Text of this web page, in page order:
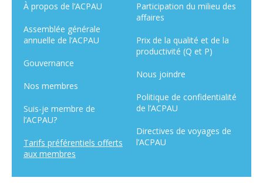
À propos de l’ACPAU
Assemblée générale
annuelle de l’ACPAU
Gouvernance
Nos membres
Suis-je membre de
l’ACPAU?
Tarifs préférentiels offerts
aux membres
Participation du milieu des
affaires
Prix de la qualité et de la
productivité (Q et P)
Nous joindre
Politique de confidentialité
de l’ACPAU
Directives de voyages de
l’ACPAU